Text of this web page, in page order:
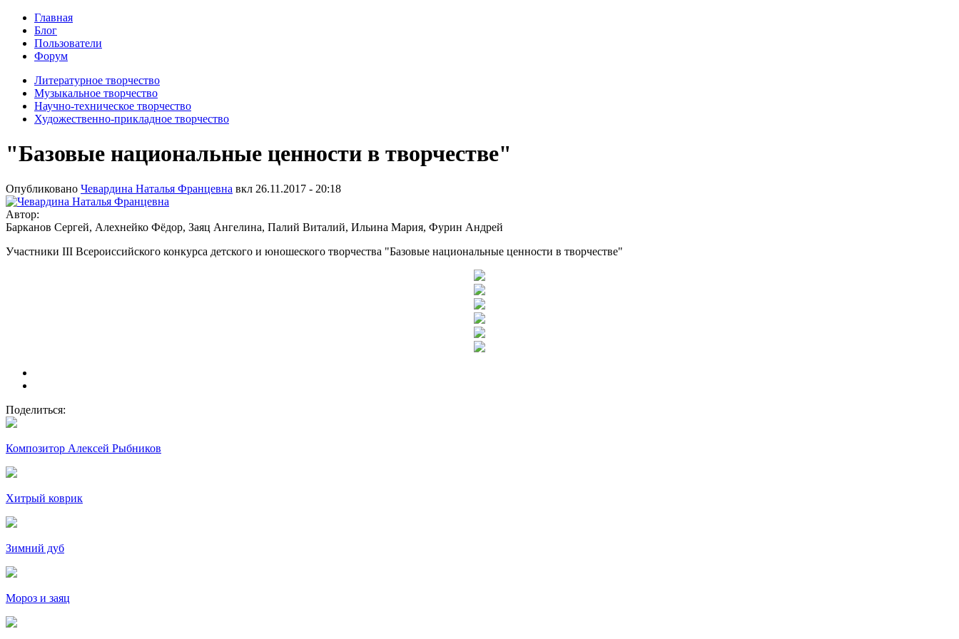
Главная
Блог
Пользователи
Форум
Литературное творчество
Музыкальное творчество
Научно-техническое творчество
Художественно-прикладное творчество
"Базовые национальные ценности в творчестве"
Опубликовано Чевардина Наталья Францевна вкл 26.11.2017 - 20:18
Автор:
Барканов Сергей, Алехнейко Фёдор, Заяц Ангелина, Палий Виталий, Ильина Мария, Фурин Андрей
Участники III Всероиссийского конкурса детского и юношеского творчества "Базовые национальные ценности в творчестве"
Поделиться:
Композитор Алексей Рыбников
Хитрый коврик
Зимний дуб
Мороз и заяц